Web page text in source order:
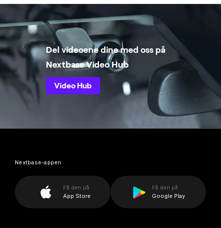
Del videoene dine med oss på
Nextbase Video Hub
Video Hub
Nextbase-appen
Få den på
App Store
Få den på
Google Play